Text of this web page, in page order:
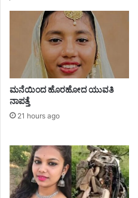
ಮನೆಯಿಂದ ಹೊರಹೋದ ಯುವತಿ
ನಾಪತ್ತೆ
21 hours ago